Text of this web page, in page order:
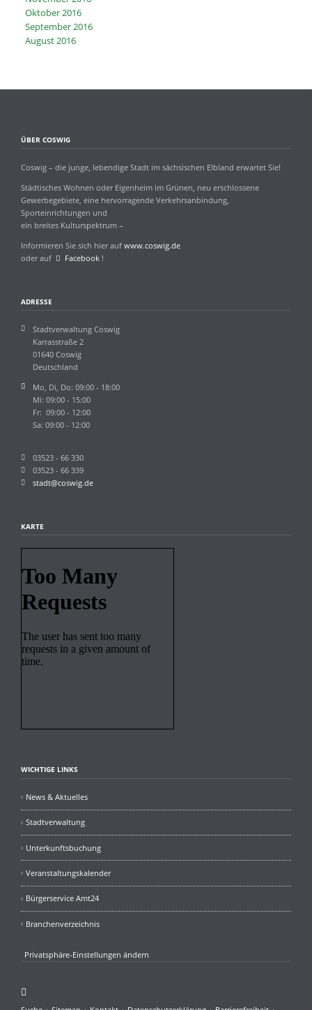
Oktober 2016
September 2016
August 2016
ÜBER COSWIG
Coswig – die junge, lebendige Stadt im sächsischen Elbland erwartet Sie!
Städtisches Wohnen oder Eigenheim im Grünen, neu erschlossene
Gewerbegebiete, eine hervorragende Verkehrsanbindung,
Sporteinrichtungen und
ein breites Kulturspektrum –
Informieren Sie sich hier auf www.coswig.de
oder auf
Facebook!
ADRESSE
Stadtverwaltung Coswig
Karrasstraße 2
01640 Coswig
Deutschland
Mo, Di, Do: 09:00 - 18:00
Mi: 09:00 - 15:00
Fr: 09:00 - 12:00
Sa: 09:00 - 12:00
03523 - 66 330
03523 - 66 339
stadt@coswig.de
KARTE
WICHTIGE LINKS
News & Aktuelles
Stadtverwaltung
Unterkunftsbuchung
Veranstaltungskalender
Bürgerservice Amt24
Branchenverzeichnis
Privatsphäre-Einstellungen ändern